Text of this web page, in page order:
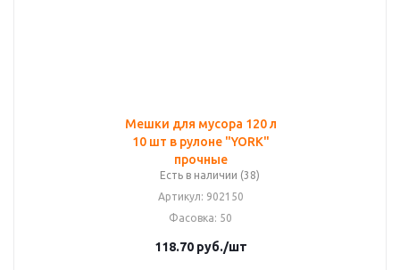
Мешки для мусора 120 л
10 шт в рулоне "YORK"
прочные
Есть в наличии (38)
Артикул: 902150
Фасовка: 50
118.70руб./шт